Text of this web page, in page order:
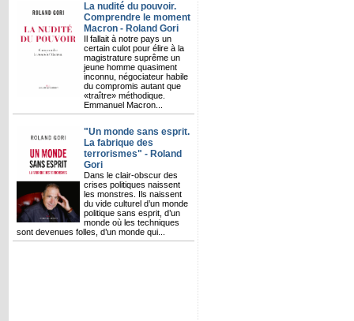
La nudité du pouvoir.
Comprendre le moment
Macron - Roland Gori
Il fallait à notre pays un
certain culot pour élire à la
magistrature suprême un
jeune homme quasiment
inconnu, négociateur habile
du compromis autant que
«traître» méthodique.
Emmanuel Macron...
"Un monde sans esprit.
La fabrique des
terrorismes" - Roland
Gori
Dans le clair-obscur des
crises politiques naissent
les monstres. Ils naissent
du vide culturel d’un monde
politique sans esprit, d’un
monde où les techniques
sont devenues folles, d’un monde qui...